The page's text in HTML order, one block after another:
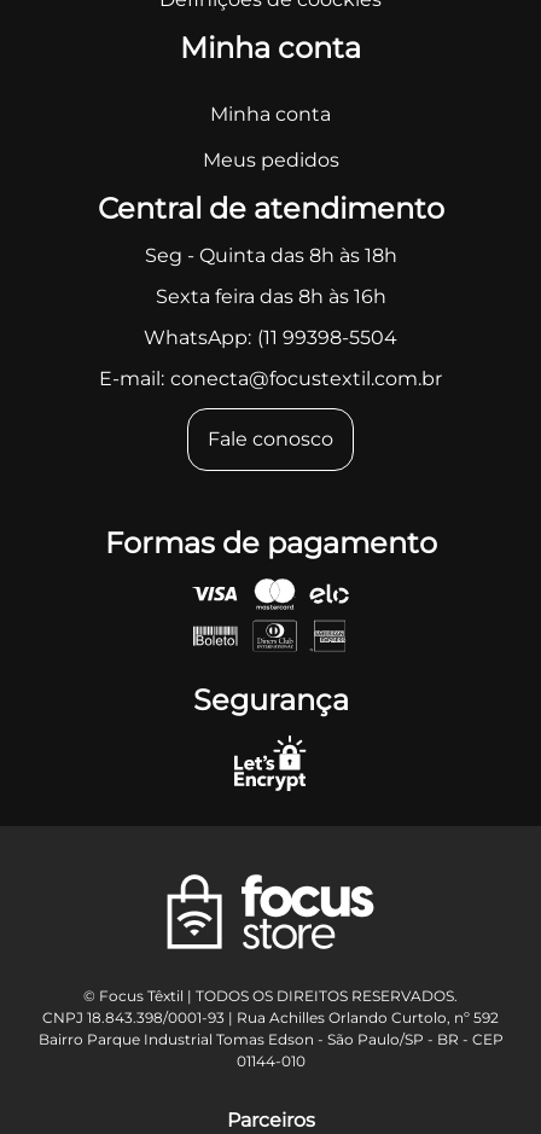
Minha conta
Minha conta
Meus pedidos
Central de atendimento
Seg - Quinta das 8h às 18h
Sexta feira das 8h às 16h
WhatsApp: (11 99398-5504
E-mail: conecta@focustextil.com.br
Fale conosco
Formas de pagamento
Segurança
© Focus Têxtil | TODOS OS DIREITOS RESERVADOS.
CNPJ 18.843.398/0001-93 | Rua Achilles Orlando Curtolo, nº 592
Bairro Parque Industrial Tomas Edson - São Paulo/SP - BR - CEP
01144-010
Parceiros